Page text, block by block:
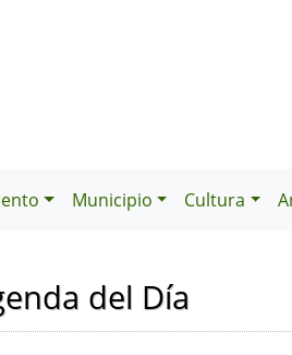
Municipio Cultura
del Día